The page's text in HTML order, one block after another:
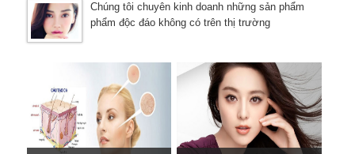
Chúng tôi chuyên kinh doanh những sản phẩm
phẩm độc đáo không có trên thị trường